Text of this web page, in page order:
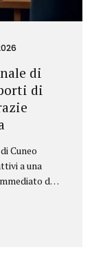
di
di
Cuneo
a una
del